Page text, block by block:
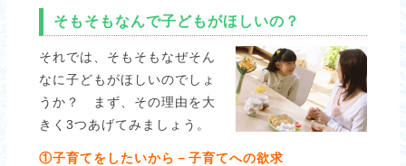
そもそもなんで子どもがほしいの？
それでは、そもそもなぜそん
なに子どもがほしいのでしょ
うか？ まず、その理由を大
きく3つあげてみましょう。
①子育てをしたいから－子育てへの欲求